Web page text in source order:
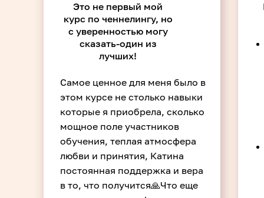
Это не первый мой
курс по ченнелингу, но
с уверенностью могу
сказать-один из
лучших!
Самое ценное для меня было в
этом курсе не столько навыки
которые я приобрела, сколько
мощное поле участников
обучения, теплая атмосфера
любви и принятия, Катина
постоянная поддержка и вера
в то, что получится🙏Что еще